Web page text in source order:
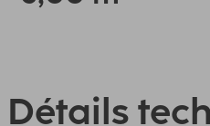
Détails